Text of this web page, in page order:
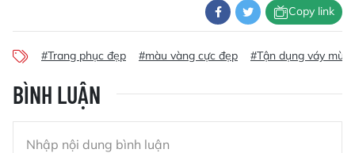
Copy link
#Trang phục đẹp #màu vàng cực đẹp #Tận dụng váy
BÌNH LUẬN